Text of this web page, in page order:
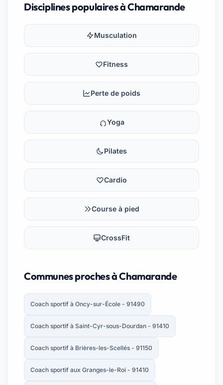
Disciplines populaires à Chamarande
Musculation
Fitness
Perte de poids
Yoga
Pilates
Cardio
Course à pied
CrossFit
Communes proches à Chamarande
Coach sportif à Oncy-sur-École - 91490
Coach sportif à Saint-Cyr-sous-Dourdan - 91410
Coach sportif à Brières-les-Scellés - 91150
Coach sportif aux Granges-le-Roi - 91410